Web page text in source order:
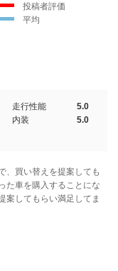
投稿者評価
平均
走行性能
5.0
内装
5.0
、買い替えを提案しても
た車を購入することにな
案してもらい満足してま